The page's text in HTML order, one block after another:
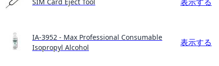
SIM Card Eject Tool
IA-3952 - Max Professional Consumable
Isopropyl Alcohol
表示する